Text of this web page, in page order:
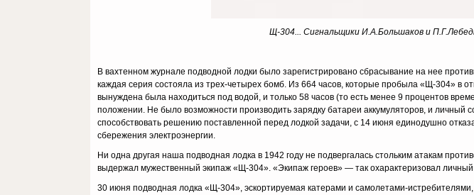
Щ-304... Сигнальщики И.А.Большаков и
В вахтенном журнале подводной лодки было зарегистрировано сбрасывание на нее
каждая серия состояла из трех-четырех бомб. Из 664 часов, которые пробыла «Щ-304» в
вынуждена была находиться под водой, и только 58 часов (то есть менее 9 процентов
положении. Не было возможности производить зарядку батареи аккумуляторов, и личный
способствовать решению поставленной перед лодкой задачи, с 14 июня единодушно
сбережения электроэнергии.
Ни одна другая наша подводная лодка в 1942 году не подвергалась стольким атакам
выдержал мужественный экипаж «Щ-304». «Экипаж героев» — так охарактеризовал
30 июня подводная лодка «Щ-304», эскортируемая катерами и самолетами-